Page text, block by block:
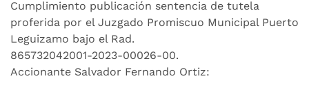
Cumplimiento publicación sentencia de tutela
proferida por el Juzgado Promiscuo Municipal Puerto
Leguizamo bajo el Rad.
865732042001-2023-00026-00.
Accionante Salvador Fernando Ortiz: